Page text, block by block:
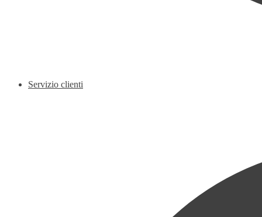
Servizio clienti